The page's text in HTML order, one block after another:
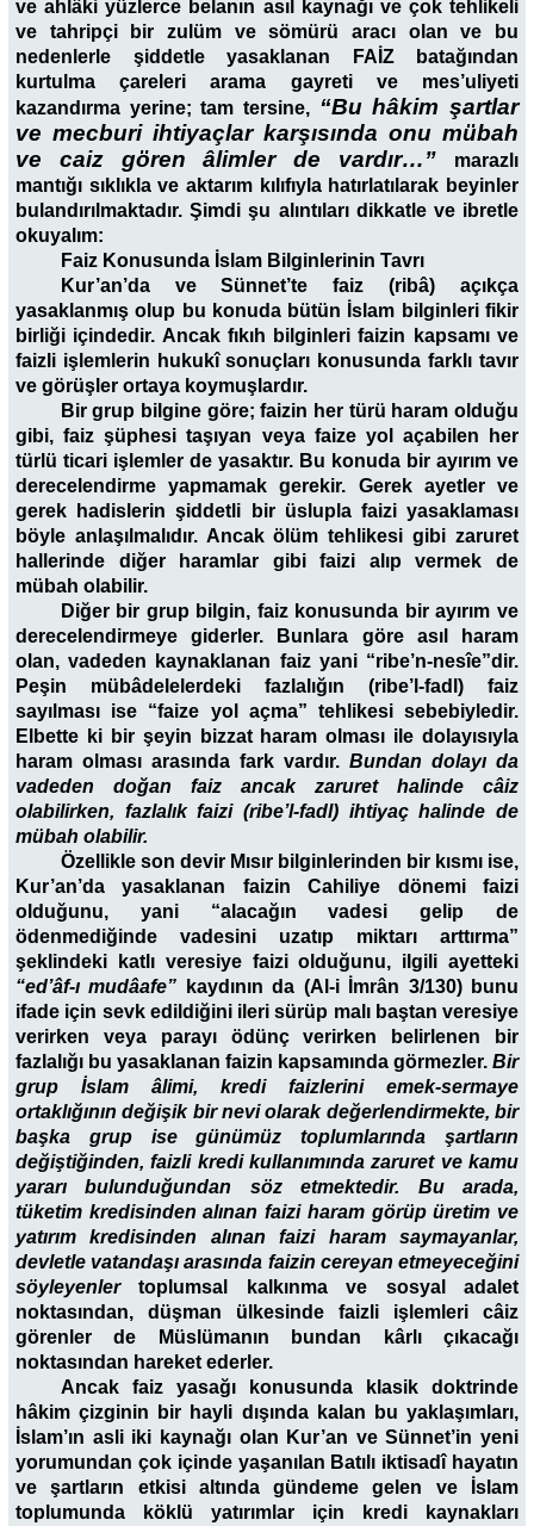
ve ahlâki yüzlerce belanın asıl kaynağı ve çok tehlikeli
ve tahripçi bir zulüm ve sömürü aracı olan ve bu
nedenlerle şiddetle yasaklanan FAİZ batağından
kurtulma çareleri arama gayreti ve mes’uliyeti
kazandırma yerine; tam tersine, “Bu hâkim şartlar
ve mecburi ihtiyaçlar karşısında onu mübah
ve caiz gören âlimler de vardır…”
marazlı
mantığı sıklıkla ve aktarım kılıfıyla hatırlatılarak beyinler
bulandırılmaktadır. Şimdi şu alıntıları dikkatle ve ibretle
okuyalım:
Faiz Konusunda İslam Bilginlerinin Tavrı
Kur’an’da ve Sünnet’te faiz (ribâ) açıkça
yasaklanmış olup bu konuda bütün İslam bilginleri fikir
birliği içindedir. Ancak fıkıh bilginleri faizin kapsamı ve
faizli işlemlerin hukukî sonuçları konusunda farklı tavır
ve görüşler ortaya koymuşlardır.
Bir grup bilgine göre; faizin her türü haram olduğu
gibi, faiz şüphesi taşıyan veya faize yol açabilen her
türlü ticari işlemler de yasaktır. Bu konuda bir ayırım ve
derecelendirme yapmamak gerekir. Gerek ayetler ve
gerek hadislerin şiddetli bir üslupla faizi yasaklaması
böyle anlaşılmalıdır. Ancak ölüm tehlikesi gibi zaruret
hallerinde diğer haramlar gibi faizi alıp vermek de
mübah olabilir.
Diğer bir grup bilgin, faiz konusunda bir ayırım ve
derecelendirmeye giderler. Bunlara göre asıl haram
olan, vadeden kaynaklanan faiz yani “ribe’n-nesîe”dir.
Peşin mübâdelelerdeki fazlalığın (ribe’l-fadl) faiz
sayılması ise “faize yol açma” tehlikesi sebebiyledir.
Elbette ki bir şeyin bizzat haram olması ile dolayısıyla
haram olması arasında fark vardır. Bundan dolayı da
vadeden doğan faiz ancak zaruret halinde câiz
olabilirken, fazlalık faizi (ribe’l-fadl) ihtiyaç halinde de
mübah olabilir.
Özellikle son devir Mısır bilginlerinden bir kısmı ise,
Kur’an’da yasaklanan faizin Cahiliye dönemi faizi
olduğunu, yani “alacağın vadesi gelip de
ödenmediğinde vadesini uzatıp miktarı arttırma”
şeklindeki katlı veresiye faizi olduğunu, ilgili ayetteki
“ed’âf-ı mudâafe”
kaydının da (Al-i İmrân 3/130) bunu
ifade için sevk edildiğini ileri sürüp malı baştan veresiye
verirken veya parayı ödünç verirken belirlenen bir
fazlalığı bu yasaklanan faizin kapsamında görmezler. Bir
grup İslam âlimi, kredi faizlerini emek-sermaye
ortaklığının değişik bir nevi olarak değerlendirmekte, bir
başka grup ise günümüz toplumlarında şartların
değiştiğinden, faizli kredi kullanımında zaruret ve kamu
yararı bulunduğundan söz etmektedir. Bu arada,
tüketim kredisinden alınan faizi haram görüp üretim ve
yatırım kredisinden alınan faizi haram saymayanlar,
devletle vatandaşı arasında faizin cereyan etmeyeceğini
söyleyenlertoplumsal kalkınma ve sosyal adalet
noktasından, düşman ülkesinde faizli işlemleri câiz
görenler de Müslümanın bundan kârlı çıkacağı
noktasından hareket ederler.
Ancak faiz yasağı konusunda klasik doktrinde
hâkim çizginin bir hayli dışında kalan bu yaklaşımları,
İslam’ın asli iki kaynağı olan Kur’an ve Sünnet’in yeni
yorumundan çok içinde yaşanılan Batılı iktisadî hayatın
ve şartların etkisi altında gündeme gelen ve İslam
toplumunda köklü yatırımlar için kredi kaynakları